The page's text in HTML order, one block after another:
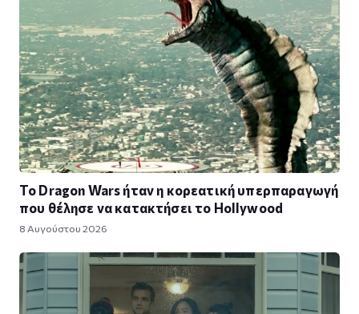
Το Dragon Wars ήταν η κορεατική υπερπαραγωγή
που θέλησε να κατακτήσει το Hollywood
8 Αυγούστου 2026